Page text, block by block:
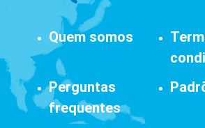
Quem somos
Perguntas
frequentes